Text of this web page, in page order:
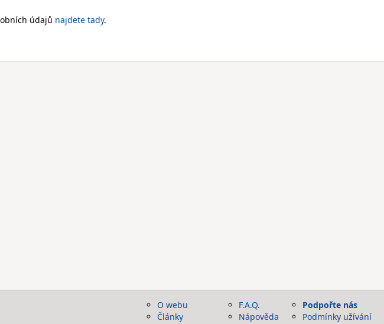
údajů najdete tady.
O webu
Články
F.A.Q.
Nápověda
Podpořte nás
Podmínky užívání